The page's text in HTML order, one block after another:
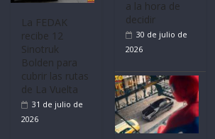
La FEDAK
recibe 12
Sinotruk
Bolden para
cubrir las rutas
de La Vuelta
31 de julio de
2026
Ultima película
‘Spider‑Man:
Brand New
escena a
BMW
29 de julio de
2026